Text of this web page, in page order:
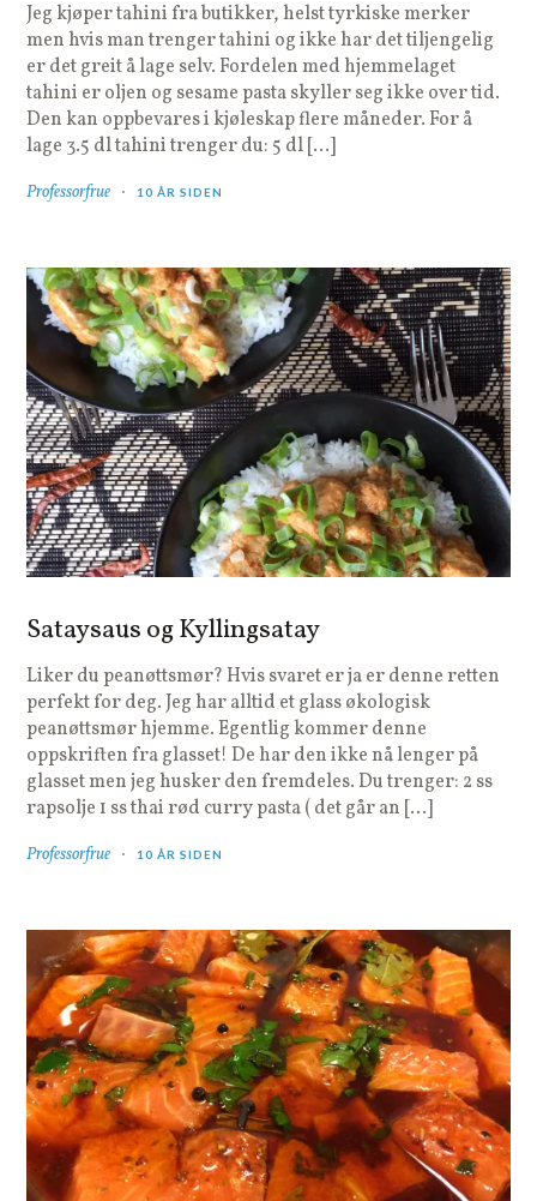
Jeg kjøper tahini fra butikker, helst tyrkiske merker
men hvis man trenger tahini og ikke har det tiljengelig
er det greit å lage selv. Fordelen med hjemmelaget
tahini er oljen og sesame pasta skyller seg ikke over tid.
Den kan oppbevares i kjøleskap flere måneder. For å
lage 3.5 dl tahini trenger du: 5 dl […]
Professorfrue 10 ÅR SIDEN
Sataysaus og Kyllingsatay
Liker du peanøttsmør? Hvis svaret er ja er denne retten
perfekt for deg. Jeg har alltid et glass økologisk
peanøttsmør hjemme. Egentlig kommer denne
oppskriften fra glasset! De har den ikke nå lenger på
glasset men jeg husker den fremdeles. Du trenger: 2 ss
rapsolje 1 ss thai rød curry pasta ( det går an […]
Professorfrue 10 ÅR SIDEN